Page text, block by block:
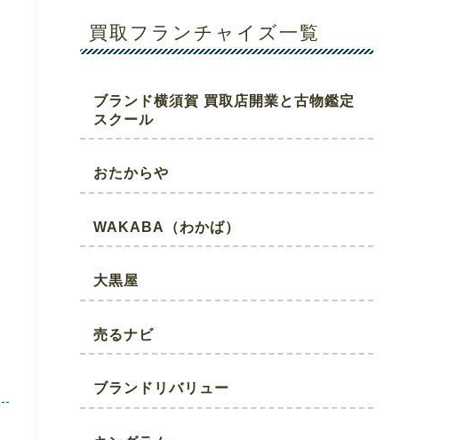
買取フランチャイズ一覧
ブランドリバリュー
売るナビ
大黒屋
WAKABA（わかば）
おたからや
ブランド横須賀 買取店開業と古物鑑定
スクール